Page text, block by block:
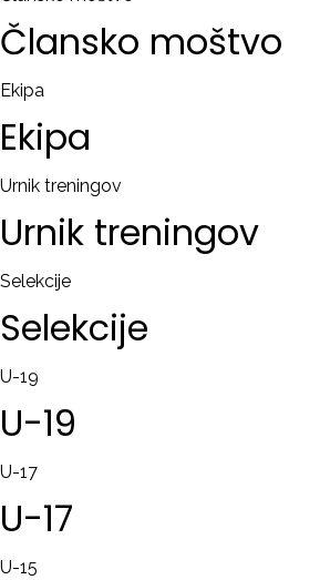
Člansko moštvo
Ekipa
Ekipa
Urnik treningov
Urnik treningov
Selekcije
Selekcije
U-19
U-19
U-17
U-17
U-15